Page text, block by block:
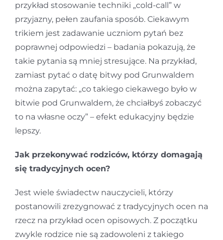
przykład stosowanie techniki „cold-call” w
przyjazny, pełen zaufania sposób. Ciekawym
trikiem jest zadawanie uczniom pytań bez
poprawnej odpowiedzi – badania pokazują, że
takie pytania są mniej stresujące. Na przykład,
zamiast pytać o datę bitwy pod Grunwaldem
można zapytać: „co takiego ciekawego było w
bitwie pod Grunwaldem, że chciałbyś zobaczyć
to na własne oczy” – efekt edukacyjny będzie
lepszy.
Jak przekonywać rodziców, którzy domagają
się tradycyjnych ocen?
Jest wiele świadectw nauczycieli, którzy
postanowili zrezygnować z tradycyjnych ocen na
rzecz na przykład ocen opisowych. Z początku
zwykle rodzice nie są zadowoleni z takiego